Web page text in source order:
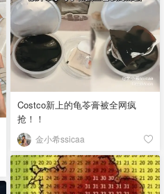
Costco新上的龟苓膏被全网疯
抢！！
金小希ssicaa